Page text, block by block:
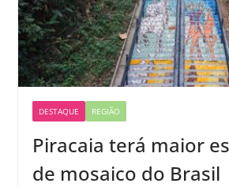
DESTAQUE REGIÃO
Piracaia terá maior
de mosaico do Brasil